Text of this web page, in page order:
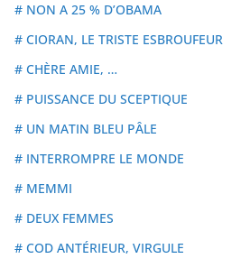
# NON A 25 % D’OBAMA
# CIORAN, LE TRISTE ESBROUFEUR
# CHÈRE AMIE, …
# PUISSANCE DU SCEPTIQUE
# UN MATIN BLEU PÂLE
# INTERROMPRE LE MONDE
# MEMMI
# DEUX FEMMES
# COD ANTÉRIEUR, VIRGULE